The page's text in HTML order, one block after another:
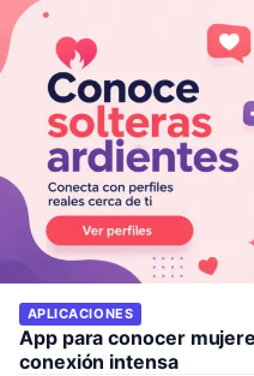
APLICACIONES
App para conocer
conexión intensa